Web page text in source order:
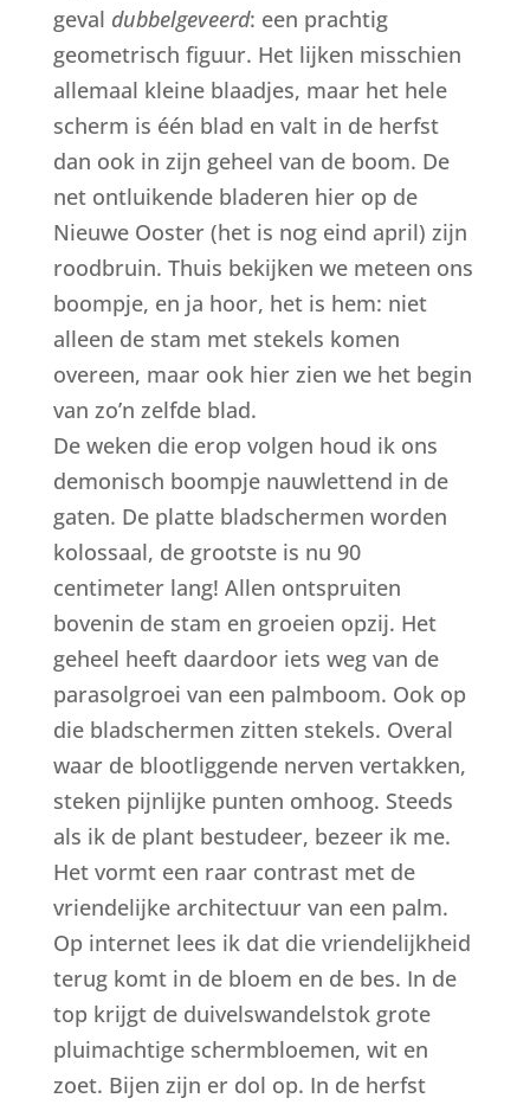
geval dubbelgeveerd: een prachtig
geometrisch figuur. Het lijken misschien
allemaal kleine blaadjes, maar het hele
scherm is één blad en valt in de herfst
dan ook in zijn geheel van de boom. De
net ontluikende bladeren hier op de
Nieuwe Ooster (het is nog eind april) zijn
roodbruin. Thuis bekijken we meteen ons
boompje, en ja hoor, het is hem: niet
alleen de stam met stekels komen
overeen, maar ook hier zien we het begin
van zo’n zelfde blad.
De weken die erop volgen houd ik ons
demonisch boompje nauwlettend in de
gaten. De platte bladschermen worden
kolossaal, de grootste is nu 90
centimeter lang! Allen ontspruiten
bovenin de stam en groeien opzij. Het
geheel heeft daardoor iets weg van de
parasolgroei van een palmboom. Ook op
die bladschermen zitten stekels. Overal
waar de blootliggende nerven vertakken,
steken pijnlijke punten omhoog. Steeds
als ik de plant bestudeer, bezeer ik me.
Het vormt een raar contrast met de
vriendelijke architectuur van een palm.
Op internet lees ik dat die vriendelijkheid
terug komt in de bloem en de bes. In de
top krijgt de duivelswandelstok grote
pluimachtige schermbloemen, wit en
zoet. Bijen zijn er dol op. In de herfst